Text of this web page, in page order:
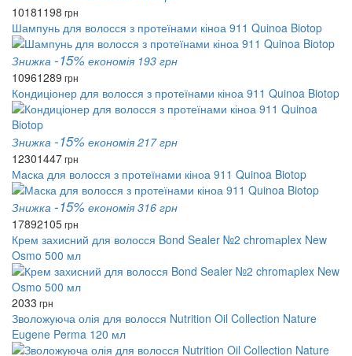
10181198 грн
Шампунь для волосся з протеїнами кіноа 911 Quinoa Biotop
Знижка -15% економія 193 грн
10961289 грн
Кондиціонер для волосся з протеїнами кіноа 911 Quinoa Biotop
Знижка -15% економія 217 грн
12301447грн
Маска для волосся з протеїнами кіноа 911 Quinoa Biotop
Знижка -15% економія 316 грн
17892105грн
Крем захисний для волосся Bond Sealer №2 chromаplex New
Osmo 500 мл
2033 грн
Зволожуюча олія для волосся Nutrition Oil Collection Nature
Eugene Perma 120 мл